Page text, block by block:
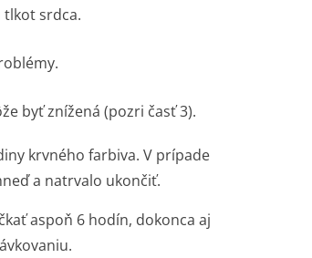
tlkot srdca.
byť znížená (pozri časť 3).
krvného farbiva. V prípade
a natrvalo ukončiť.
aspoň 6 hodín, dokonca aj